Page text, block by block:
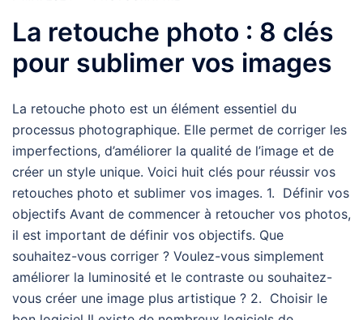
La retouche photo : 8 clés
pour sublimer vos images
La retouche photo est un élément essentiel du
processus photographique. Elle permet de corriger les
imperfections, d’améliorer la qualité de l’image et de
créer un style unique. Voici huit clés pour réussir vos
retouches photo et sublimer vos images. 1. Définir vos
objectifs Avant de commencer à retoucher vos photos,
il est important de définir vos objectifs. Que
souhaitez-vous corriger ? Voulez-vous simplement
améliorer la luminosité et le contraste ou souhaitez-
vous créer une image plus artistique ? 2. Choisir le